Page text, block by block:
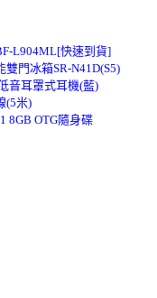
L904ML[快速到貨]
門冰箱SR-N41D(S5)
音耳罩式耳機(藍)
(5米)
8GB OTG隨身碟